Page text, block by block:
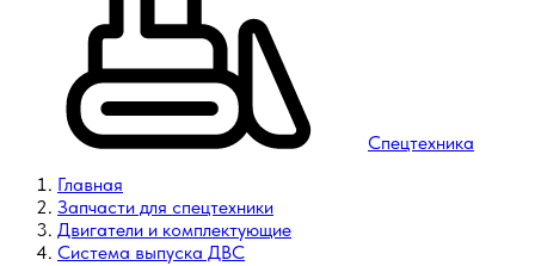
Спецтехника
Главная
Запчасти для спецтехники
Двигатели и комплектующие
Система выпуска ДВС